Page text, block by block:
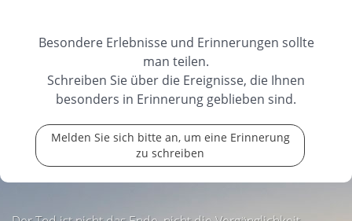
Besondere Erlebnisse und Erinnerungen sollte
man teilen.
Schreiben Sie über die Ereignisse, die Ihnen
besonders in Erinnerung geblieben sind.
Melden Sie sich bitte an, um eine Erinnerung
zu schreiben